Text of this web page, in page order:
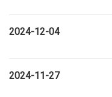
2024-12-04
2024-11-27